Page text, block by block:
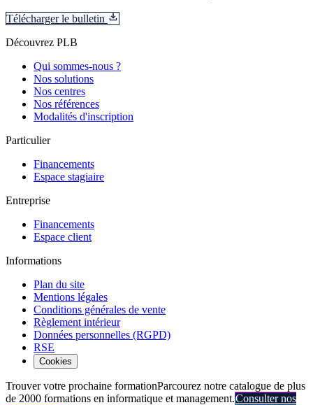
Télécharger le bulletin
Découvrez PLB
Qui sommes-nous ?
Nos solutions
Nos centres
Nos références
Modalités d'inscription
Particulier
Financements
Espace stagiaire
Entreprise
Financements
Espace client
Informations
Plan du site
Mentions légales
Conditions générales de vente
Règlement intérieur
Données personnelles (RGPD)
RSE
Cookies
Trouver votre prochaine formationParcourez notre catalogue de plus
de 2000 formations en informatique et management.Consulter nos